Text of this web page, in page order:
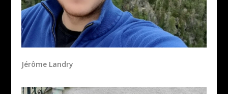
Jérôme Landry